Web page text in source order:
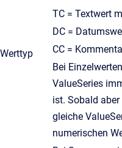
Werttyp
TC = Textwert
DC =
CC =
Bei
ValueSeries
ist. Sobald
gleiche
numerischen